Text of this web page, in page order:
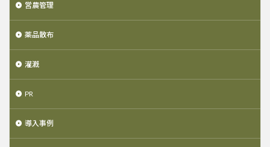
営農管理
薬品散布
灌漑
PR
導入事例